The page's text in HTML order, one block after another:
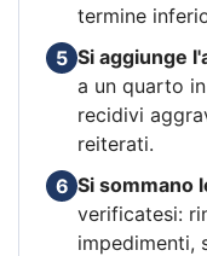
termine
5 Si aggiunge
a un quarto
recidivi
reiterati.
6 Si sommano
verificatesi:
impedimenti,